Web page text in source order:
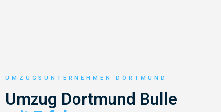
UMZUGSUNTERNEHMEN DORTMUND
Umzug Dortmund Bulle